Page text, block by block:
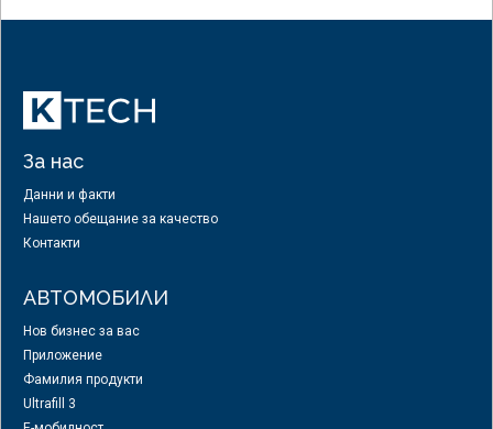
За нас
Данни и факти
Нашето обещание за качество
Контакти
АВТОМОБИЛИ
Нов бизнес за вас
Приложение
Фамилия продукти
Ultrafill 3